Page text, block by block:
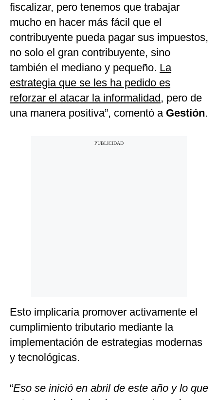
fiscalizar, pero tenemos que trabajar
mucho en hacer más fácil que el
contribuyente pueda pagar sus impuestos,
no solo el gran contribuyente, sino
también el mediano y pequeño. La
estrategia que se les ha pedido es
reforzar el atacar la informalidad, pero de
una manera positiva”, comentó a Gestión.
Esto implicaría promover activamente el
cumplimiento tributario mediante la
implementación de estrategias modernas
y tecnológicas.
“Eso se inició en abril de este año y lo que